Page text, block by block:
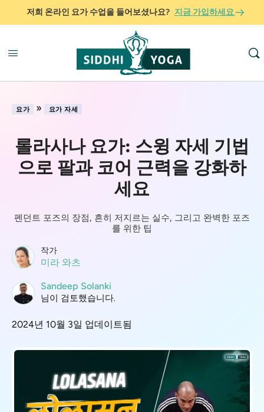
저희 온라인 요가 수업을 들어보셨나요? 지금 가입하세요
요가 » 요가 자세
롤라사나 요가: 스윙 자세 기법
으로 팔과 코어 근력을 강화하
세요
펜던트 포즈의 장점, 흔히 저지르는 실수, 그리고 완벽한 포즈
를 위한 팁
작가
미라 와츠
Sandeep Solanki
님이 검토했습니다.
2024년 10월 3일 업데이트됨